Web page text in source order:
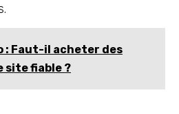
: Faut-il acheter des
site fiable ?